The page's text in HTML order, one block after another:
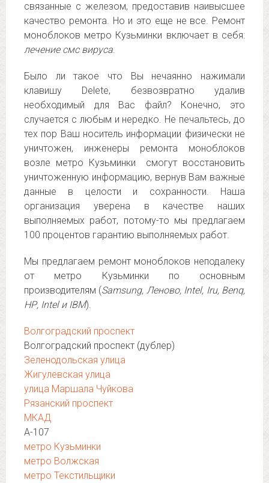
связанные с железом, предоставив наивысшее
качество ремонта. Но и это еще не все. Ремонт
моноблоков метро Кузьминки включает в себя:
лечение смс вируса.
Было ли такое что Вы нечаянно нажимали
клавишу Delete, безвозвратно удалив
необходимый для Вас файл? Конечно, это
случается с любым и нередко. Не печальтесь, до
тех пор Ваш носитель информации физически не
уничтожен, инженеры ремонта моноблоков
возле метро Кузьминки смогут восстановить
уничтоженную информацию, вернув Вам важные
данные в целости и сохранности. Наша
организация уверена в качестве наших
выполняемых работ, потому-то мы предлагаем
100 процентов гарантию выполняемых работ.
Мы предлагаем ремонт моноблоков неподалеку
от метро Кузьминки по основным
производителям (Samsung, Леново, Intel, Iru, Benq,
НР, Intel и IBM).
Волгоградский проспект
Волгоградский проспект (дублер)
Зеленодольская улица
Жигулевская улица
улица Маршала Чуйкова
Рязанский проспект
МКАД
А-107
метро Кузьминки
метро Волжская
метро Текстильщики